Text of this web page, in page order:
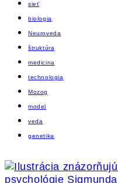
sieť
biologia
Neuroveda
štruktúra
medicina
technologia
Mozog
model
veda
genetika